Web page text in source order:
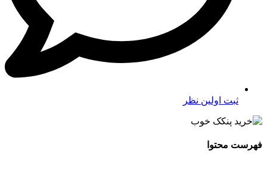
ثبت اولین نظر
فهرست محتوا